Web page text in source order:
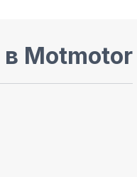
в Motmotor